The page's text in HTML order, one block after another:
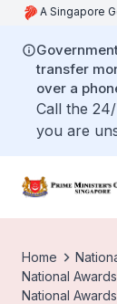
A Singapore
transfer
over a
Call the
you are
Home
National
National